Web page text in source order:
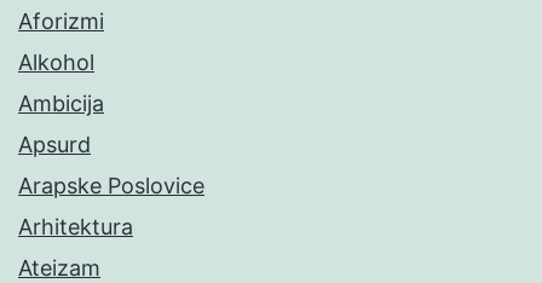
Aforizmi
Alkohol
Ambicija
Apsurd
Arapske Poslovice
Arhitektura
Ateizam